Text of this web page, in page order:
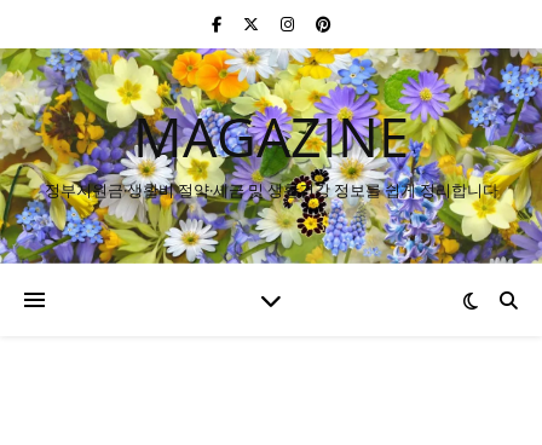
MAGAZINE
정부지원금·생활비 절약·세금 및 생활건강 정보를 쉽게 정리합니다